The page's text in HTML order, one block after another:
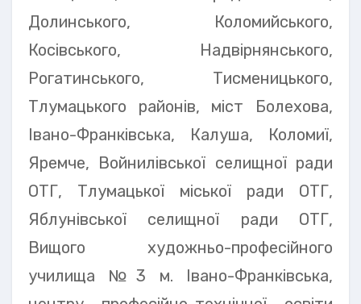
Долинського, Коломийського,
Косівського, Надвірнянського,
Рогатинського, Тисменицького,
Тлумацького районів, міст Болехова,
Івано-Франківська, Калуша, Коломиї,
Яремче, Войнилівської селищної ради
ОТГ, Тлумацької міської ради ОТГ,
Яблунівської селищної ради ОТГ,
Вищого художньо-професійного
училища №3 м. Івано-Франківська,